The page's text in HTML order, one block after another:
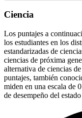
Ciencia
Los puntajes a
los estudiantes en los
estandarizadas de
ciencias de próxima
alternativa de ciencias
puntajes, también
miden en una escala de
de desempeño del